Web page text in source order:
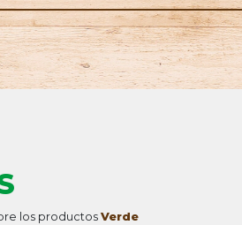
los productos Verde